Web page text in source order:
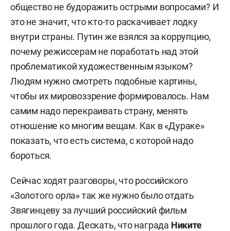
общество не будоражить острыми вопросами? И
это не значит, что кто-то раскачивает лодку
внутри страны. Путин же взялся за коррупцию,
почему режиссерам не поработать над этой
проблематикой художественным языком?
Людям нужно смотреть подобные картины,
чтобы их мировоззрение формировалось. Нам
самим надо перекраивать страну, менять
отношение ко многим вещам. Как в «Дураке»
показать, что есть система, с которой надо
бороться.
Сейчас ходят разговоры, что российского
«Золотого орла» так же нужно было отдать
Звягинцеву за лучший российский фильм
прошлого года. Дескать, что награда Никите